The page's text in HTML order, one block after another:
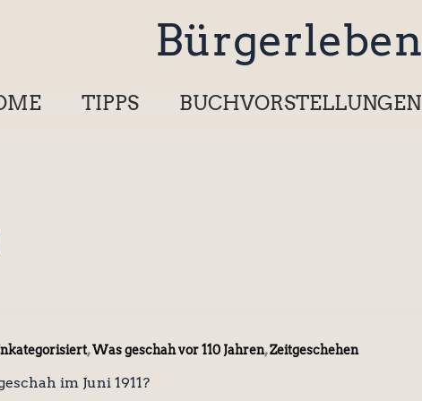
Bürgerleben
TIPPS BUCHVORSTELLUNGEN
,Was geschah vor 110 Jahren,Zeitgeschehen
im Juni 1911?